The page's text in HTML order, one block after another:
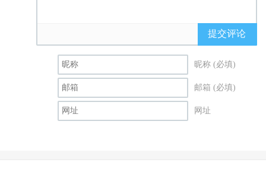
提交评论
昵称 (必填)
邮箱 (必填)
网址